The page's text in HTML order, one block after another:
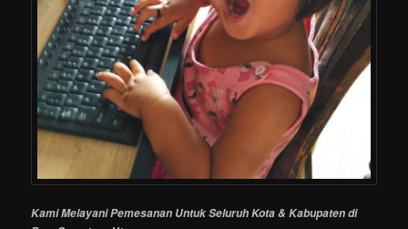
Kami Melayani Pemesanan Untuk Seluruh Kota & Kabupaten di